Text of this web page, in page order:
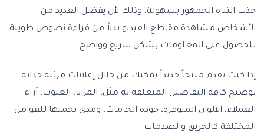
جذب انتباه الجمهور بسهولة، وذلك لأن يفضل العديد من
الأشخاص مشاهدة مقاطع الفيديو بدلاً من قراءة نصوص طويلة
للحصول على المعلومات بشكل سريع وواضح.
إذا كنت تقدم منتجاً جديداً يمكنك من خلال إعلانات مرئية جذابة
توضيح كافة التفاصيل المتعلقة به مثل، المزايا، العيوب، آراء
العملاء، الألوان المتوفرة، جودة الخامات، ومدى تحملها للعوامل
المختلفة كالحريق والصدمات.